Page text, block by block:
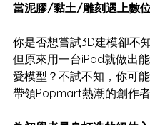
當泥膠/黏土/雕刻遇上數
你是否想嘗試3D建模卻不
但原來用一台iPad就做出
愛模型？不試不知，你可
帶領Popmart熱潮的創作者